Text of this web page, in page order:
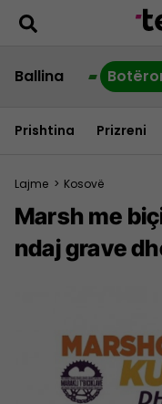
Ballina
Prishtina Prizreni
Lajme > Kosovë
Marsh me
ndaj grave